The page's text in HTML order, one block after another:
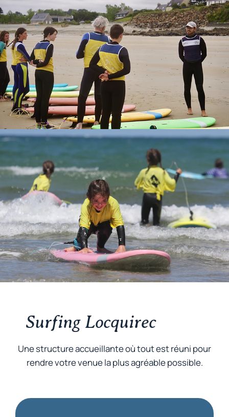
Surfing Locquirec
Une structure accueillante où tout est réuni pour
rendre votre venue la plus agréable possible.